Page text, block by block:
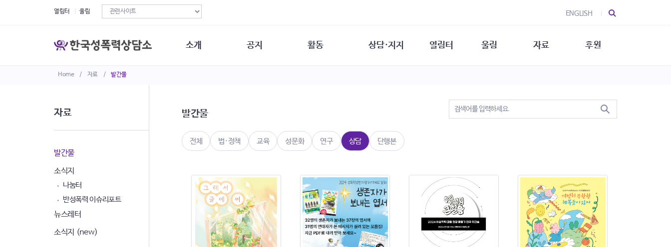
Home / 자료 / 발간물
열림터 울림 ENGLISH
소개
오시는길
정관·규정·약속
비전선언문
공지 활동
생존자 역량강화
여성·인권·국제연대
상담·지지
함께 고민하기
상담 통계
열림터 울림 자료
뉴스레터
후원
자료
발간물
소식지
나눔터
반성폭력 이슈리포트
뉴스레터
소식지 (new)
발간물
전체 법·정책 교육 성문화 연구 상담 단행본